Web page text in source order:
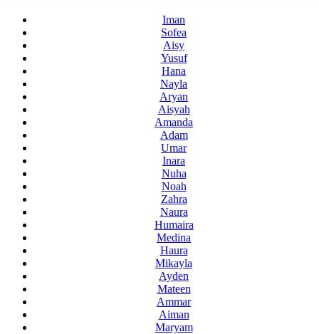
Iman
Sofea
Aisy
Yusuf
Hana
Nayla
Aryan
Aisyah
Amanda
Adam
Umar
Inara
Nuha
Noah
Zahra
Naura
Humaira
Medina
Haura
Mikayla
Ayden
Mateen
Ammar
Aiman
Maryam